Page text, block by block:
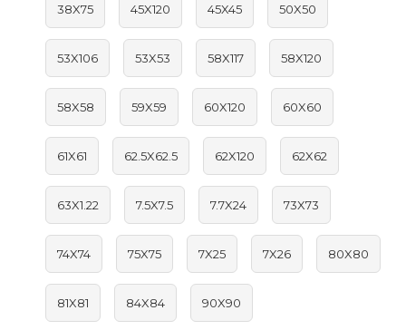
38X75 45X120 45X45 50X50
53X106 53X53 58X117 58X120
58X58 59X59 60X120 60X60
61X61 62.5X62.5 62X120 62X62
63X1.22 7.5X7.5 7.7X24 73X73
74X74 75X75 7X25 7X26 80X80
81X81 84X84 90X90